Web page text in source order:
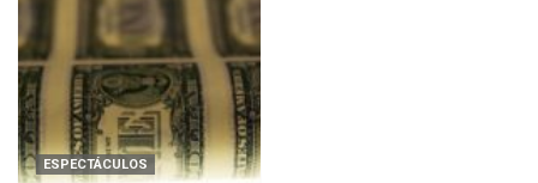
ESPECTÁCULOS